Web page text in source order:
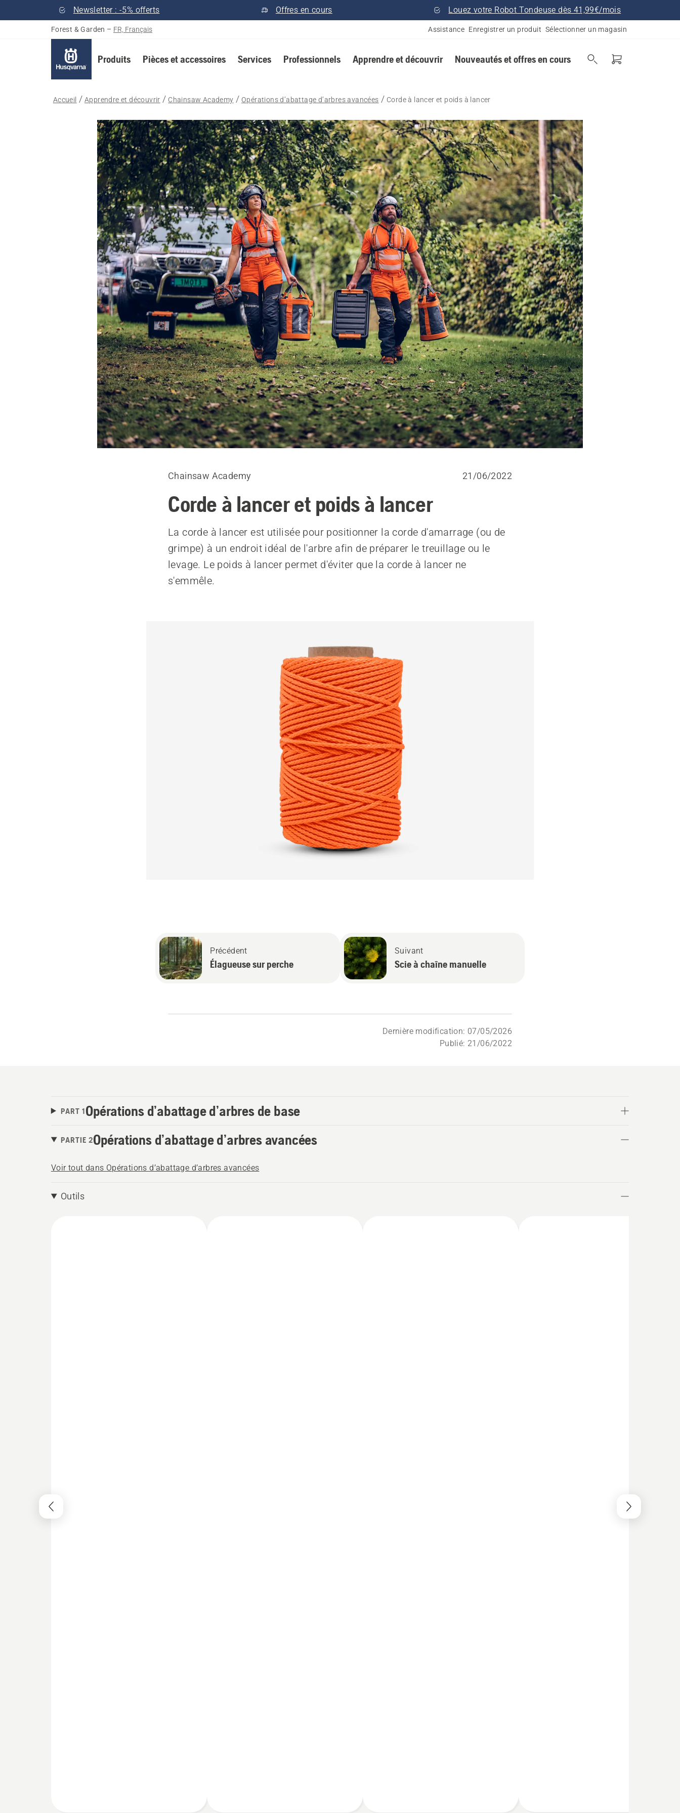
Newsletter : -5% offerts Offres en cours Louez votre Robot Tondeuse dès 41,99€/mois
Forest & Garden – FR, Français Assistance Enregistrer un produit Sélectionner un magasin
Produits Pièces et accessoires Services Professionnels Apprendre et découvrir Nouveautés et offres en cours
Accueil Apprendre et découvrir Chainsaw Academy Opérations d’abattage d’arbres avancées Corde à lancer et poids à lancer
Chainsaw Academy 21/06/2022
Corde à lancer et poids à lancer
La corde à lancer est utilisée pour positionner la corde d'amarrage (ou de
grimpe) à un endroit idéal de l'arbre afin de préparer le treuillage ou le
levage. Le poids à lancer permet d'éviter que la corde à lancer ne
s'emmêle.
Précédent
Élagueuse sur perche
Suivant
Scie à chaîne manuelle
Dernière modification: 07/05/2026
Publié: 21/06/2022
PART 1Opérations d’abattage d’arbres de base
PARTIE 2Opérations d’abattage d’arbres avancées
Voir tout dans Opérations d’abattage d’arbres avancées
Outils